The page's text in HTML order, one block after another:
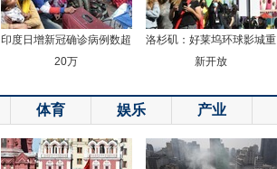
印度日增新冠确诊病例数超
20万
洛杉矶：好莱坞环球影城重
新开放
体育 娱乐 产业